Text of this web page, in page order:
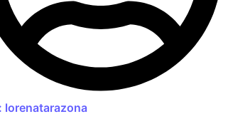
lorenatarazona